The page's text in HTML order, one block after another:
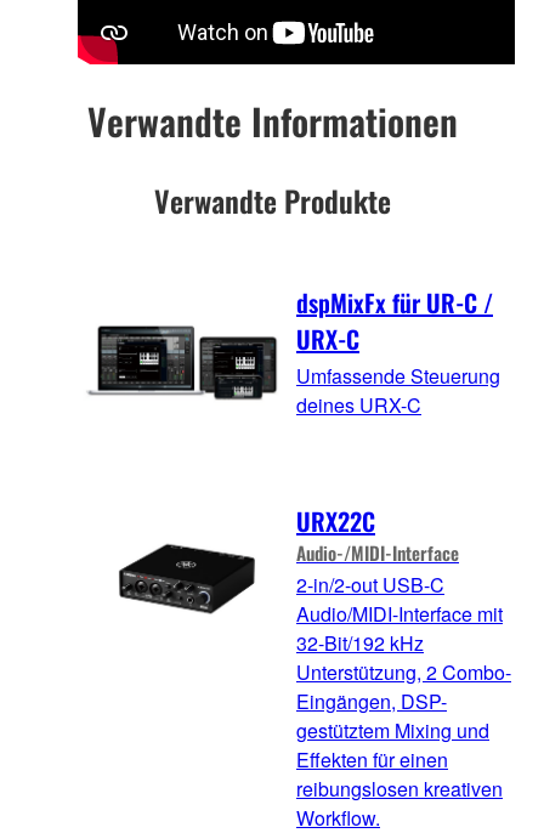
Verwandte Informationen
Verwandte Produkte
dspMixFx für UR-C /
URX-C
Umfassende Steuerung
deines URX-C
URX22C
Audio-/MIDI-Interface
2-in/2-out USB-C
Audio/MIDI-Interface mit
32-Bit/192 kHz
Unterstützung, 2 Combo-
Eingängen, DSP-
gestütztem Mixing und
Effekten für einen
reibungslosen kreativen
Workflow.